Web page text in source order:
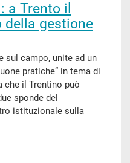
a Trento il
gestione
sul campo, unite ad un
pratiche” in tema di
che il Trentino può
sponde del
istituzionale sulla